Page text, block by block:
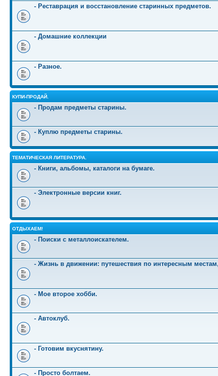
- Реставрация и восстановление старинных предметов.
- Домашние коллекции
- Разное.
КУПИ-ПРОДАЙ.
- Продам предметы старины.
- Куплю предметы старины.
ТЕМАТИЧЕСКАЯ ЛИТЕРАТУРА.
- Книги, альбомы, каталоги на бумаге.
- Электронные версии книг.
ОТДЫХАЕМ!
- Поиски с металлоискателем.
- Жизнь в движении: путешествия по интересным
- Мое второе хобби.
- Автоклуб.
- Готовим вкуснятину.
- Просто болтаем.